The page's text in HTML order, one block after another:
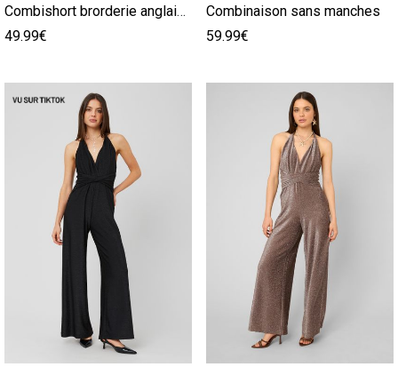
Combishort brorderie anglaise
49.99€
Combinaison sans manches
59.99€